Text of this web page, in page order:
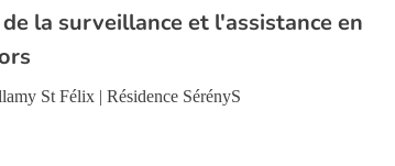
la surveillance et l'assistance en
St Félix | Résidence SérényS